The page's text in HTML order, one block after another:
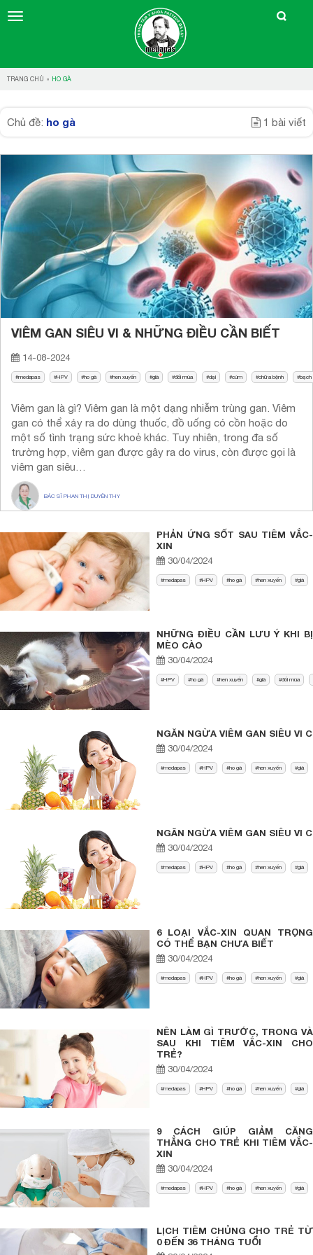
TRANG CHỦ » HO GÀ
Chủ đề: ho gà 1 bài viết
VIÊM GAN SIÊU VI & NHỮNG ĐIỀU CẦN BIẾT
14-08-2024
medapas HPV ho gà hen xuyển già đổi mùa dại cúm chữa bệnh bạch
Viêm gan là gì? Viêm gan là một dạng nhiễm trùng gan. Viêm
gan có thể xảy ra do dùng thuốc, đồ uống có cồn hoặc do
một số tình trạng sức khoẻ khác. Tuy nhiên, trong đa số
trường hợp, viêm gan được gây ra do virus, còn được gọi là
viêm gan siêu…
BÁC SĨ PHAN THỊ DUYÊN THY
PHẢN ỨNG SỐT SAU TIÊM VẮC-
XIN
30/04/2024
medapas HPV ho gà hen xuyển già
NHỮNG ĐIỀU CẦN LƯU Ý KHI BỊ
MÈO CÀO
30/04/2024
HPV ho gà hen xuyển già đổi mùa
NGĂN NGỪA VIÊM GAN SIÊU VI C
30/04/2024
medapas HPV ho gà hen xuyển già
NGĂN NGỪA VIÊM GAN SIÊU VI C
30/04/2024
medapas HPV ho gà hen xuyển già
6 LOẠI VẮC-XIN QUAN TRỌNG
CÓ THỂ BẠN CHƯA BIẾT
30/04/2024
medapas HPV ho gà hen xuyển già
NÊN LÀM GÌ TRƯỚC, TRONG VÀ
SAU KHI TIÊM VẮC-XIN CHO
TRẺ?
30/04/2024
medapas HPV ho gà hen xuyển già
9 CÁCH GIÚP GIẢM CĂNG
THẲNG CHO TRẺ KHI TIÊM VẮC-
XIN
30/04/2024
medapas HPV ho gà hen xuyển già
LỊCH TIÊM CHỦNG CHO TRẺ TỪ
0 ĐẾN 36 THÁNG TUỔI